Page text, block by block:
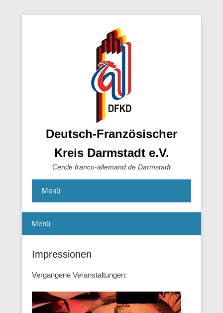
Deutsch-Französischer
Kreis Darmstadt e.V.
Cercle franco-allemand de Darmstadt
Menü
Menü
Impressionen
Vergangene Veranstaltungen: